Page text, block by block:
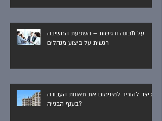
על תבונה ורגישות – השפעת החשיבה
רגשית על ביצוע מנהלים
כיצד להוריד למינימום את תאונות העבודה
בענף הבנייה?